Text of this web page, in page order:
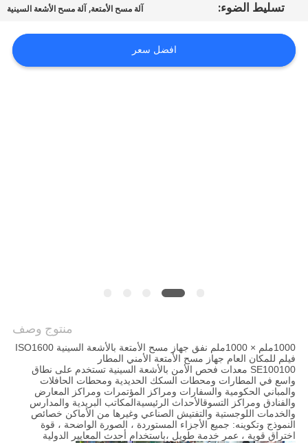
خريطة
الموقع
تسليط الضوء: آلة مسح الأمتعة, آلة مسح الأشعة السينية
افضل سعر
منتوج وصف
1000ملم × 1000ملم نفق جهاز مسح الأمتعة بالأشعة السينية ISO1600
فيلم للمكان العام جهاز مسح الأمتعة الأمني المطار
SE100100 معدات فحص الأمن بالأشعة السينية تستخدم على نطاق
واسع في المطارات ومحطات السكك الحديدية ومحطات الحافلات
والمباني الحكومية والسفارات ومراكز المؤتمرات ومراكز المعارض
والفنادق ومراكز التسوقالأحداث الرئيسيةالمكاتب البريدية والمدارس
والخدمات اللوجستية والتفتيش الصناعي وغيرها من الأماكن خصائص
النموذج وتكوينه: جميع الأجزاء المستوردة ، الصورة الواضحة ، قوة
اختراق قوية ، عمر خدمة طويل ،باستخدام أحدث المعايير الدولية